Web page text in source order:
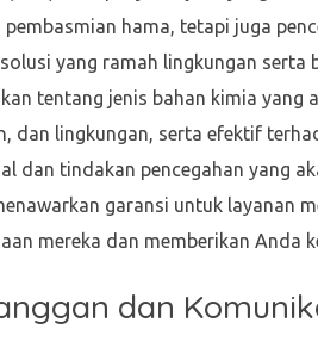
hama, tetapi juga
yang ramah lingkungan serta
tentang jenis bahan kimia yang
dan lingkungan, serta efektif
dan tindakan pencegahan yang
garansi untuk layanan
mereka dan memberikan Anda
dan